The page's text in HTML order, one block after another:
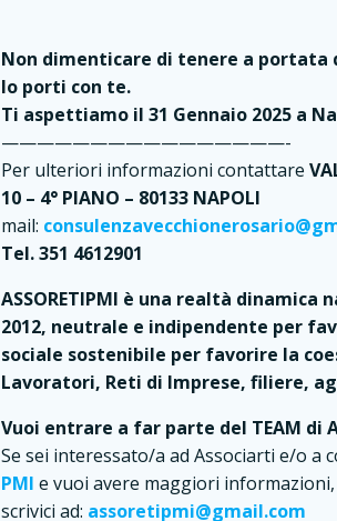
Non dimenticare di tenere a portata
lo porti con te.
Ti aspettiamo il 31 Gennaio 2025 a
————————————————-
Per ulteriori informazioni contattare
10 – 4° PIANO – 80133 NAPOLI
mail:
Tel. 351 4612901
ASSORETIPMI è una realtà
2012, neutrale e indipendente per
sociale sostenibile per favorire la
Lavoratori, Reti di Imprese, filiere,
Vuoi entrare a far parte del TEAM di
Se sei interessato/a ad Associarti e/o a
PMI e vuoi avere maggiori
scrivici ad: assoretipmi@gmail.com